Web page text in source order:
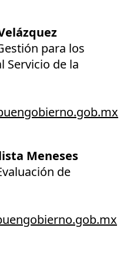
para los
Servicio de la
Meneses
de